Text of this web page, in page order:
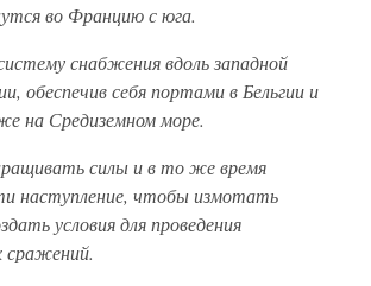
во Францию с юга.
снабжения вдоль западной
обеспечив себя портами в Бельгии и
на Средиземном море.
силы и в то же время
наступление, чтобы измотать
условия для проведения
сражений.